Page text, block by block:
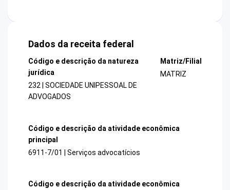
Dados da receita federal
Código e descrição da natureza
jurídica
232 | SOCIEDADE UNIPESSOAL DE
ADVOGADOS
Matriz/Filial
MATRIZ
Código e descrição da atividade econômica
principal
6911-7/01 | Serviços advocatícios
Código e descrição da atividade econômica